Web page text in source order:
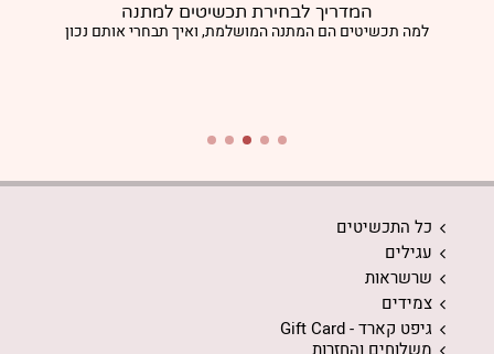
המדריך לבחירת תכשיטים למתנה
למה תכשיטים הם המתנה המושלמת, ואיך תבחרי אותם נכון
כל התכשיטים
עגילים
שרשראות
צמידים
גיפט קארד - Gift Card